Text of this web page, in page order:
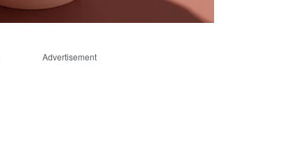
Advertisement